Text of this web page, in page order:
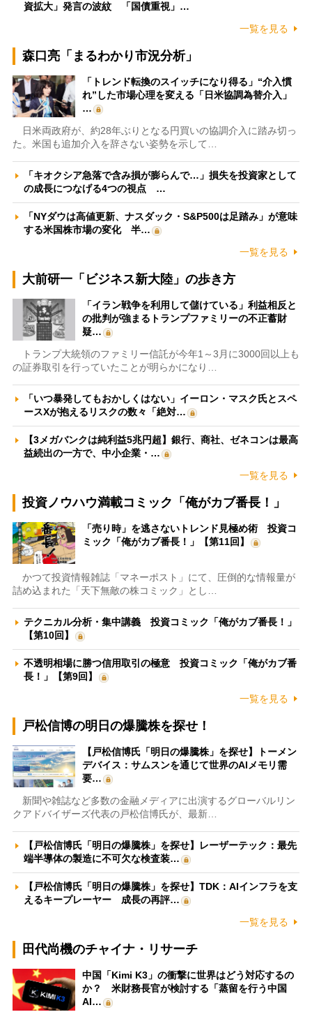
資拡大」発言の波紋 「国債重視」…
一覧を見る
森口亮「まるわかり市況分析」
「トレンド転換のスイッチになり得る」“介入慣
れ”した市場心理を変える「日米協調為替介入」
…
日米両政府が、約28年ぶりとなる円買いの協調介入に踏み切っ
た。米国も追加介入を辞さない姿勢を示して…
「キオクシア急落で含み損が膨らんで…」損失を投資家として
の成長につなげる4つの視点 …
「NYダウは高値更新、ナスダック・S&P500は足踏み」が意味
する米国株市場の変化 半…
一覧を見る
大前研一「ビジネス新大陸」の歩き方
「イラン戦争を利用して儲けている」利益相反と
の批判が強まるトランプファミリーの不正蓄財
疑…
トランプ大統領のファミリー信託が今年1～3月に3000回以上も
の証券取引を行っていたことが明らかになり…
「いつ暴発してもおかしくはない」イーロン・マスク氏とスペ
ースXが抱えるリスクの数々「絶対…
【3メガバンクは純利益5兆円超】銀行、商社、ゼネコンは最高
益続出の一方で、中小企業・…
一覧を見る
投資ノウハウ満載コミック「俺がカブ番長！」
「売り時」を逃さないトレンド見極め術 投資コ
ミック「俺がカブ番長！」【第11回】
かつて投資情報雑誌「マネーポスト」にて、圧倒的な情報量が
詰め込まれた「天下無敵の株コミック」とし…
テクニカル分析・集中講義 投資コミック「俺がカブ番長！」
【第10回】
不透明相場に勝つ信用取引の極意 投資コミック「俺がカブ番
長！」【第9回】
一覧を見る
戸松信博の明日の爆騰株を探せ！
【戸松信博氏「明日の爆騰株」を探せ】トーメン
デバイス：サムスンを通じて世界のAIメモリ需
要…
新聞や雑誌など多数の金融メディアに出演するグローバルリン
クアドバイザーズ代表の戸松信博氏が、最新…
【戸松信博氏「明日の爆騰株」を探せ】レーザーテック：最先
端半導体の製造に不可欠な検査装…
【戸松信博氏「明日の爆騰株」を探せ】TDK：AIインフラを支
えるキープレーヤー 成長の再評…
一覧を見る
田代尚機のチャイナ・リサーチ
中国「Kimi K3」の衝撃に世界はどう対応するの
か？ 米財務長官が検討する「蒸留を行う中国
AI…